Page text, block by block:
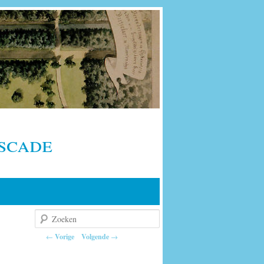
Berichtnavigatie
← Vorige Volgende →